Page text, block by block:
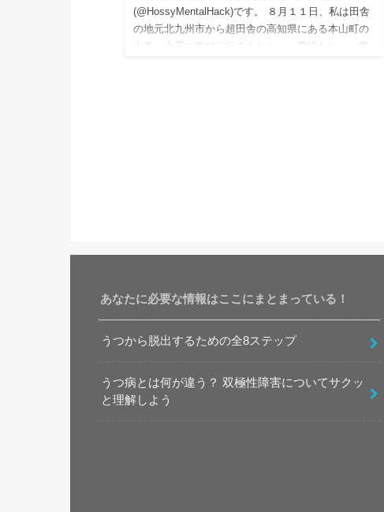
(@HossyMentalHack)です。 ８月１１日、私は田舎
の地元北九州市から超田舎の高知県にある本山町の
山奥、大石に遊びに行きました。 電波もねぇ。電
あなたに必要な情報はここにまとまっている！
うつから脱出するための全8ステップ
うつ病とは何が違う？ 双極性障害についてサクッ
と理解しよう